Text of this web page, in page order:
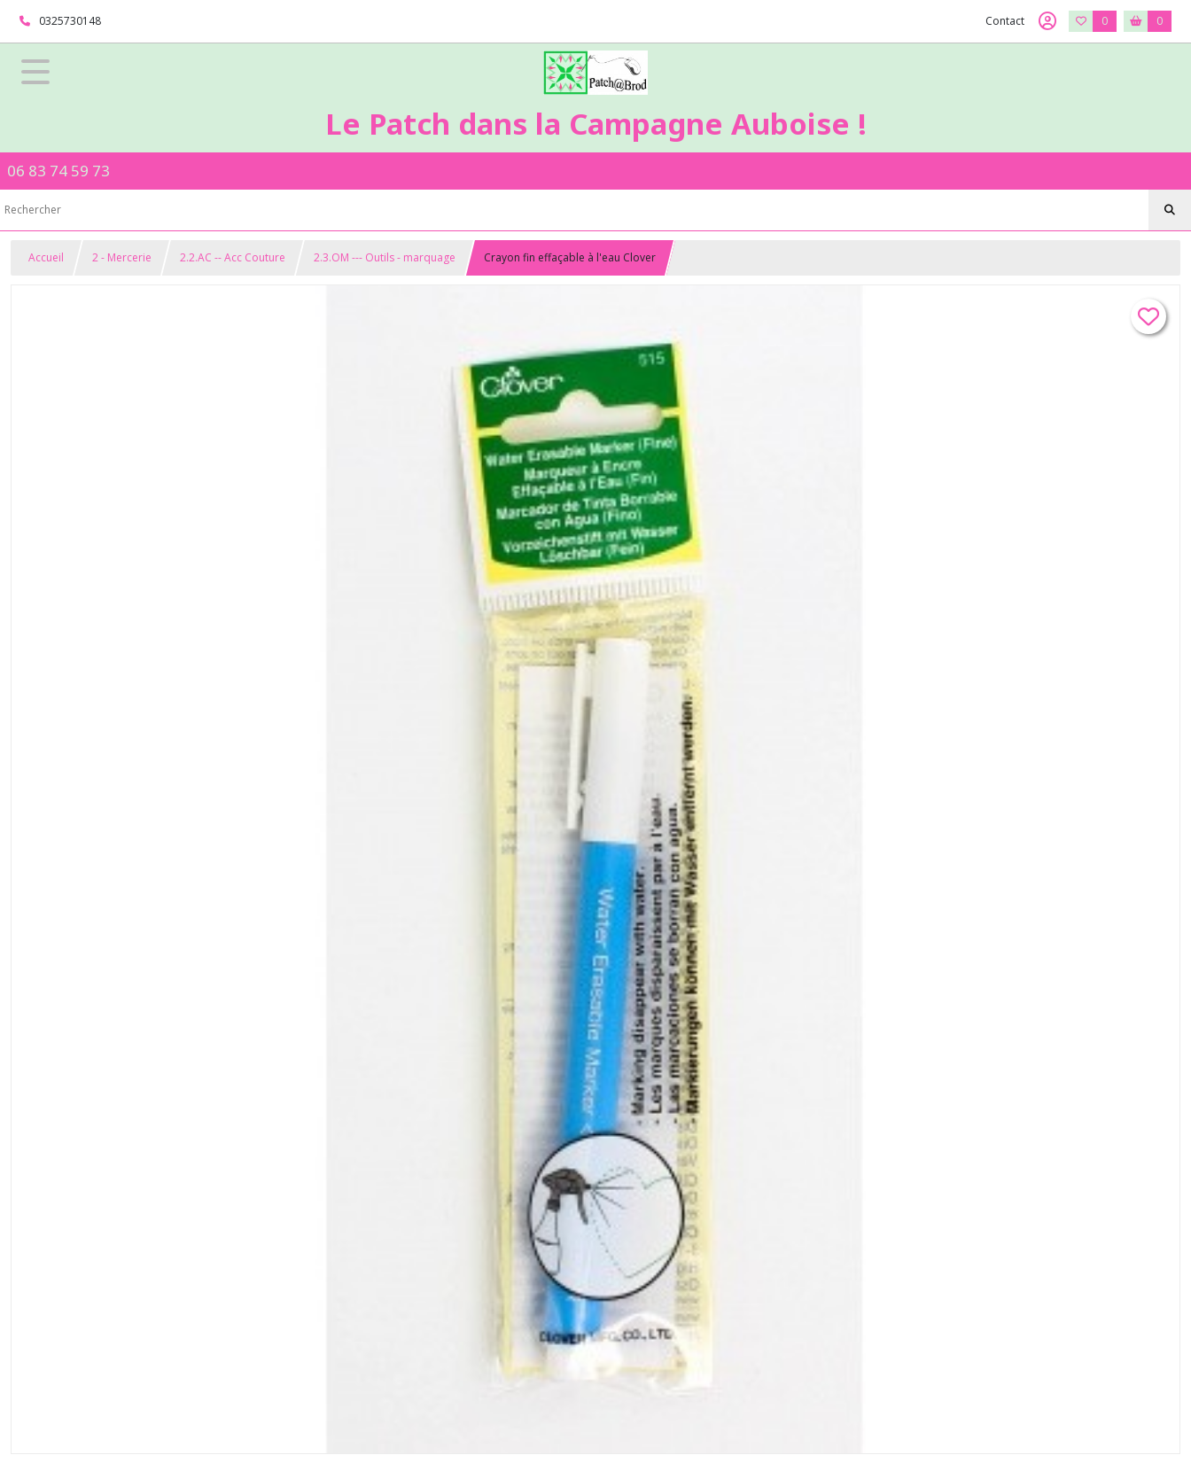
0325730148 Contact 0 0
Le Patch dans la Campagne Auboise !
06 83 74 59 73
Accueil 2 - Mercerie 2.2.AC -- Acc Couture 2.3.OM --- Outils - marquage Crayon fin effaçable à l'eau Clover